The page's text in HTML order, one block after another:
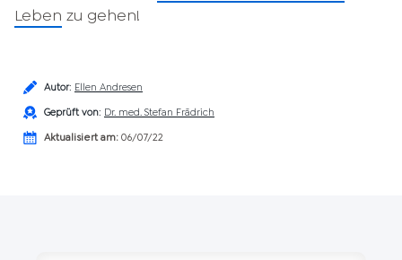
Leben zu gehen!
Autor: Ellen Andresen
Geprüft von: Dr. med. Stefan Frädrich
Aktualisiert am: 06/07/22